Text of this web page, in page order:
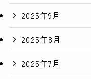
2025年9月
2025年8月
2025年7月